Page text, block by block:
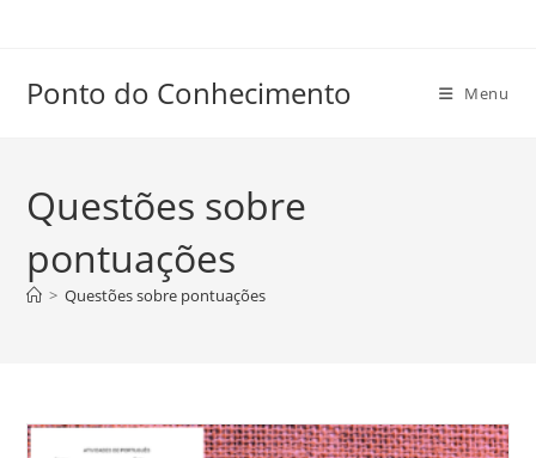
conteúdo
Ponto do Conhecimento Menu
Questões sobre
pontuações
> Questões sobre pontuações